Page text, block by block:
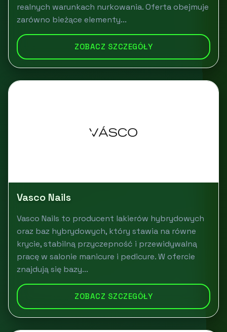
realnych warunkach nurkowania. Oferta obejmuje
zarówno bieżące elementy...
ZOBACZ SZCZEGÓŁY
Vasco Nails
Vasco Nails to producent lakierów hybrydowych
oraz baz hybrydowych, który stawia na równe
krycie, stabilną przyczepność i przewidywalną
pracę w salonie manicure i pedicure. W ofercie
znajdują się bazy...
ZOBACZ SZCZEGÓŁY